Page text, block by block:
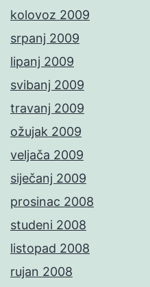
kolovoz 2009
srpanj 2009
lipanj 2009
svibanj 2009
travanj 2009
ožujak 2009
veljača 2009
siječanj 2009
prosinac 2008
studeni 2008
listopad 2008
rujan 2008